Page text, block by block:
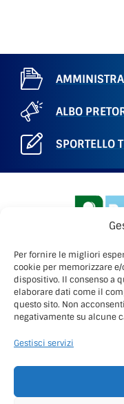
Per fornire le migliori
cookie per memorizzare
dispositivo. Il consenso a
elaborare dati come il
questo sito. Non
negativamente su alcune
Gestisci servizi
ALBO
SPORTELLO
PARCO ADDA NORD
Via Benigno Calvi, 3
C.F. 91507180155
Fax 02 49445983